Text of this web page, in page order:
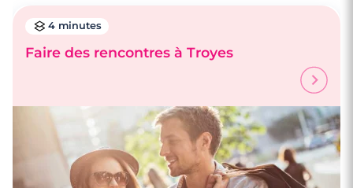
4 minutes
Faire des rencontres à Troyes